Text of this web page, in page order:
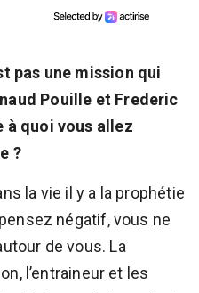
pas une mission qui
Pouille et Frederic
à quoi vous allez
?
la vie il y a la prophétie
négatif, vous ne
de vous. La
l’entraineur et les